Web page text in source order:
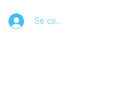
Se connecter